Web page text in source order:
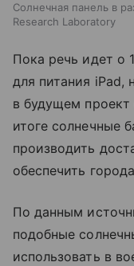
Солнечная панель в
Research Laboratory
Пока речь идет о
для питания iPad,
в будущем
итоге солнечные
производить
обеспечить
По данным
подобные
использовать в